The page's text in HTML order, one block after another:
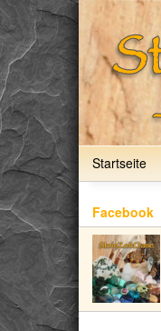
Startseite
Facebook